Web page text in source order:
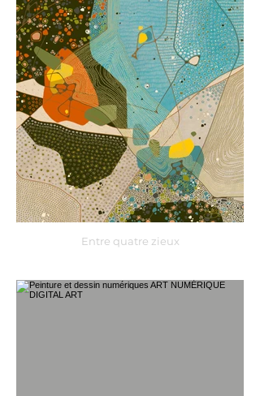
Entre quatre zieux